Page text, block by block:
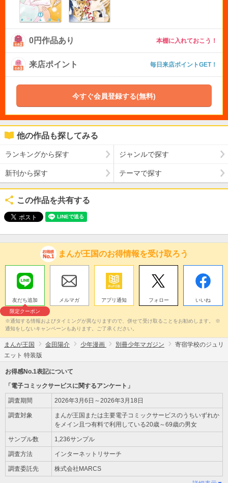
0円作品あり 本棚に入れておこう！
来店ポイント 毎日来店ポイントGET！
今すぐ会員登録する(無料)
他の作品も探してみる
ランキングから探す ジャンルで探す
新刊から探す テーマで探す
この作品を共有する
まんが王国のお得情報を受け取ろう
友だち追加
限定クーポン
メルマガ アプリ通知 フォロー いいね
※通知する情報およびタイミングが異なりますので、併せて受け取ることをお勧めします。 ※
通知をしないキャンペーンもあります。ご了承ください。
まんが王国 金田陽介 少年漫画 別冊少年マガジン
寄宿学校のジュリ
エット 特装版
お得感No.1表記について
「電子コミックサービスに関するアンケート」
調査期間 2026年3月6日～2026年3月18日
調査対象
まんが王国または主要電子コミックサービスのうちいずれか
をメイン且つ有料で利用している20歳～69歳の男女
サンプル数 1,236サンプル
調査方法 インターネットリサーチ
調査委託先 株式会社MARCS